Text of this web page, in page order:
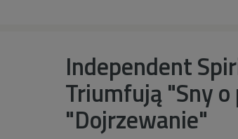
Independent
Triumfują "Sny o
"Dojrzewanie"